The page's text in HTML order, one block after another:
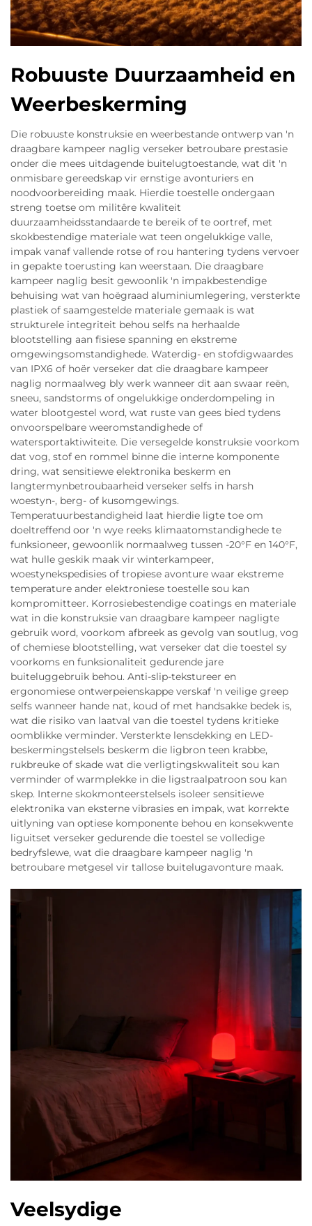
Robuuste Duurzaamheid en
Weerbeskerming
Die robuuste konstruksie en weerbestande ontwerp van 'n
draagbare kampeer naglig verseker betroubare prestasie
onder die mees uitdagende buitelugtoestande, wat dit 'n
onmisbare gereedskap vir ernstige avonturiers en
noodvoorbereiding maak. Hierdie toestelle ondergaan
streng toetse om militêre kwaliteit
duurzaamheidsstandaarde te bereik of te oortref, met
skokbestendige materiale wat teen ongelukkige valle,
impak vanaf vallende rotse of rou hantering tydens vervoer
in gepakte toerusting kan weerstaan. Die draagbare
kampeer naglig besit gewoonlik 'n impakbestendige
behuising wat van hoëgraad aluminiumlegering, versterkte
plastiek of saamgestelde materiale gemaak is wat
strukturele integriteit behou selfs na herhaalde
blootstelling aan fisiese spanning en ekstreme
omgewingsomstandighede. Waterdig- en stofdigwaardes
van IPX6 of hoër verseker dat die draagbare kampeer
naglig normaalweg bly werk wanneer dit aan swaar reën,
sneeu, sandstorms of ongelukkige onderdompeling in
water blootgestel word, wat ruste van gees bied tydens
onvoorspelbare weeromstandighede of
watersportaktiwiteite. Die versegelde konstruksie voorkom
dat vog, stof en rommel binne die interne komponente
dring, wat sensitiewe elektronika beskerm en
langtermynbetroubaarheid verseker selfs in harsh
woestyn-, berg- of kusomgewings.
Temperatuurbestandigheid laat hierdie ligte toe om
doeltreffend oor 'n wye reeks klimaatomstandighede te
funksioneer, gewoonlik normaalweg tussen -20°F en 140°F,
wat hulle geskik maak vir winterkampeer,
woestynekspedisies of tropiese avonture waar ekstreme
temperature ander elektroniese toestelle sou kan
kompromitteer. Korrosiebestendige coatings en materiale
wat in die konstruksie van draagbare kampeer nagligte
gebruik word, voorkom afbreek as gevolg van soutlug, vog
of chemiese blootstelling, wat verseker dat die toestel sy
voorkoms en funksionaliteit gedurende jare
buiteluggebruik behou. Anti-slip-tekstureer en
ergonomiese ontwerpeienskappe verskaf 'n veilige greep
selfs wanneer hande nat, koud of met handsakke bedek is,
wat die risiko van laatval van die toestel tydens kritieke
oomblikke verminder. Versterkte lensdekking en LED-
beskermingstelsels beskerm die ligbron teen krabbe,
rukbreuke of skade wat die verligtingskwaliteit sou kan
verminder of warmplekke in die ligstraalpatroon sou kan
skep. Interne skokmonteerstelsels isoleer sensitiewe
elektronika van eksterne vibrasies en impak, wat korrekte
uitlyning van optiese komponente behou en konsekwente
liguitset verseker gedurende die toestel se volledige
bedryfslewe, wat die draagbare kampeer naglig 'n
betroubare metgesel vir tallose buitelugavonture maak.
Veelsydige